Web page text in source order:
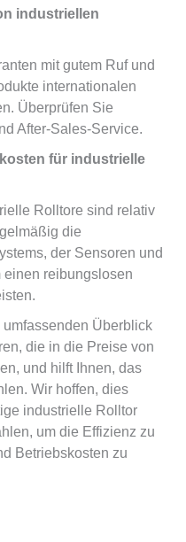
industriellen
mit gutem Ruf und
internationalen
Überprüfen Sie
After-Sales-Service.
für industrielle
Rolltore sind relativ
die
der Sensoren und
einen reibungslosen
Überblick
die in die Preise von
und hilft Ihnen, das
Wir hoffen, dies
industrielle Rolltor
um die Effizienz zu
Betriebskosten zu